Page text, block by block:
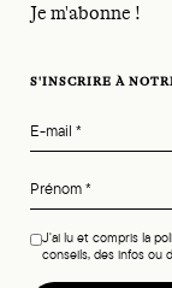
Je m'abonne !
S'INSCRIRE À
E-mail *
Prénom*
J'ai lu et compris la
conseils, des infos ou